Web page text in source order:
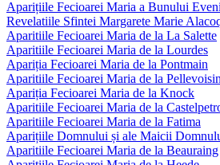
Aparițiile Fecioarei Maria a Bunului
Revelatiile Sfintei Margarete Marie
Aparitiile Fecioarei Maria de la La Salette
Aparitiile Fecioarei Maria de la Lourdes
Apariția Fecioarei Maria de la Pontmain
Aparitiile Fecioarei Maria de la Pellevoisin
Apariția Fecioarei Maria de la Knock
Aparitiile Fecioarei Maria de la
Aparitiile Fecioarei Maria de la Fatima
Aparițiile Domnului și ale Maicii
Aparitiile Fecioarei Maria de la Beauraing